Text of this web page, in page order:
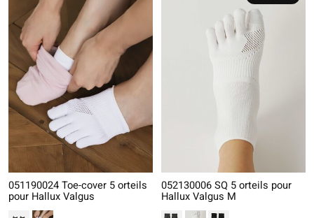
051190024 Toe-cover 5 orteils
pour Hallux Valgus
052130006 SQ 5 orteils pour
Hallux Valgus M